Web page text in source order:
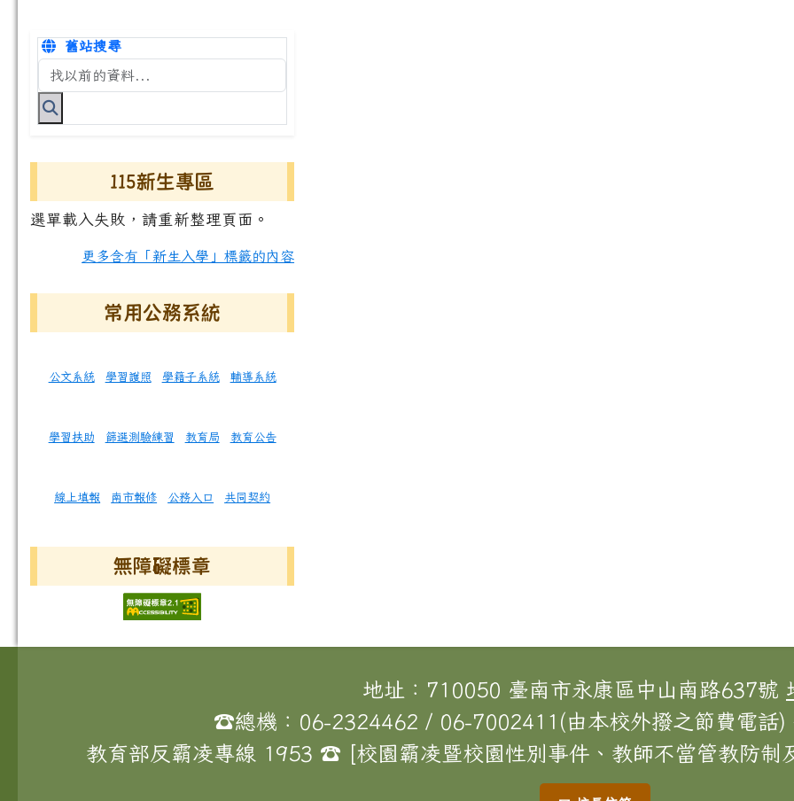
舊站搜尋
搜尋台南市永康國小全球資訊網關鍵字
115新生專區
選單載入失敗，請重新整理頁面。
更多含有「新生入學」標籤的內容
常用公務系統
公文系統 學習護照 學籍子系統 輔導系統
學習扶助 篩選測驗練習 教育局 教育公告
線上填報 南市報修 公務入口 共同契約
無障礙標章
地址：710050 臺南市永康區中山南路637號
☎總機：06-2324462 / 06-7002411(由本校外撥之節費電話)
教育部反霸凌專線 1953 ☎ [校園霸凌暨校園性別事件、教師不當管教防